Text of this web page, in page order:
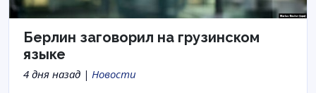
Берлин заговорил на грузинском
языке
4 дня назад | Новости